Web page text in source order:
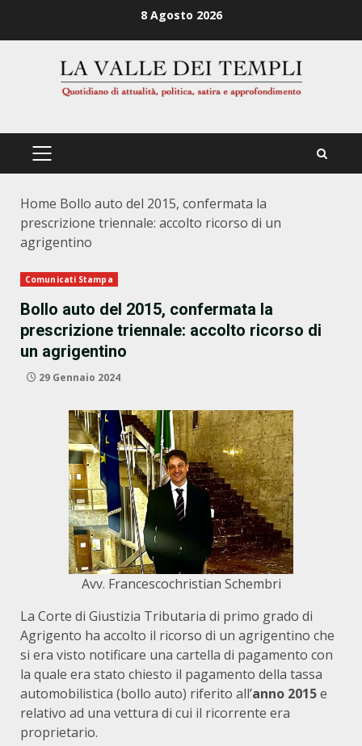
8 Agosto 2026
PRIMÄRES
Home Bollo auto del 2015, confermata la
prescrizione triennale: accolto ricorso di un
agrigentino
Comunicati Stampa
Bollo auto del 2015, confermata la
prescrizione triennale: accolto ricorso di
un agrigentino
29 Gennaio 2024
Avv. Francescochristian Schembri
La Corte di Giustizia Tributaria di primo grado di
Agrigento ha accolto il ricorso di un agrigentino che
si era visto notificare una cartella di pagamento con
la quale era stato chiesto il pagamento della tassa
automobilistica (bollo auto) riferito all’anno 2015e
relativo ad una vettura di cui il ricorrente era
proprietario.